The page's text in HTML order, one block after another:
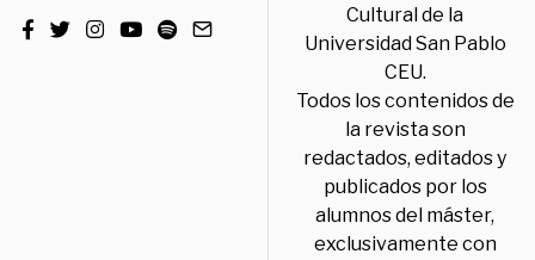
Cultural de la
Universidad San Pablo
CEU.
Todos los contenidos de
la revista son
redactados, editados y
publicados por los
alumnos del máster,
exclusivamente con